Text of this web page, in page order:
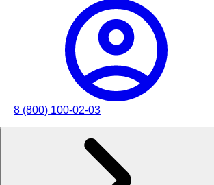
8 (800) 100-02-03